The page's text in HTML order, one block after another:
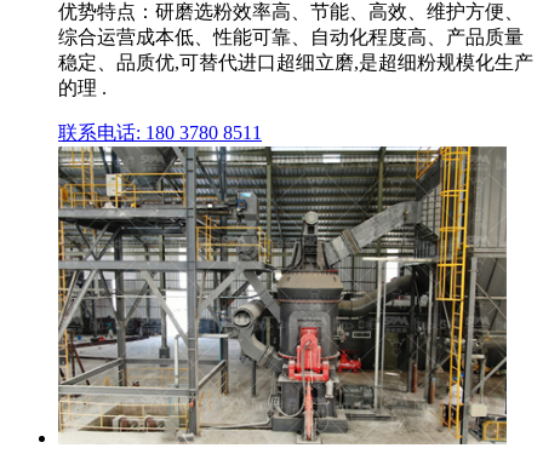
优势特点：研磨选粉效率高、节能、高效、维护方便、
综合运营成本低、性能可靠、自动化程度高、产品质量
稳定、品质优,可替代进口超细立磨,是超细粉规模化生产
的理 .
联系电话: 180 3780 8511